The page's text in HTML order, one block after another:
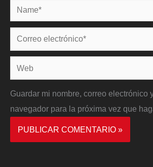
Name*
Correo
electrónico*
Web
Guardar mi nombre, correo electrónico
navegador para la próxima vez que